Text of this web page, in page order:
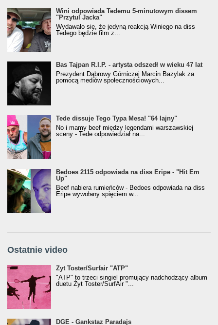
Wini odpowiada Tedemu 5-minutowym dissem
"Przytul Jacka"
Wydawało się, że jedyną reakcją Winiego na diss
Tedego będzie film z...
Bas Tajpan R.I.P. - artysta odszedł w wieku 47 lat
Prezydent Dąbrowy Górniczej Marcin Bazylak za
pomocą mediów społecznościowych...
Tede dissuje Tego Typa Mesa! "64 lajny"
No i mamy beef między legendami warszawskiej
sceny - Tede odpowiedział na...
Bedoes 2115 odpowiada na diss Eripe - "Hit Em
Up"
Beef nabiera rumieńców - Bedoes odpowiada na diss
Eripe wywołany spięciem w...
Ostatnie video
Żyt Toster/SurfAir - ATP VIDEO
Żyt Toster/Surfair "ATP"
"ATP" to trzeci singiel promujący nadchodzący album
duetu Żyt Toster/SurfAir "...
donGURALesko z nagrodą za
DGE - Gankstaz Paradajs